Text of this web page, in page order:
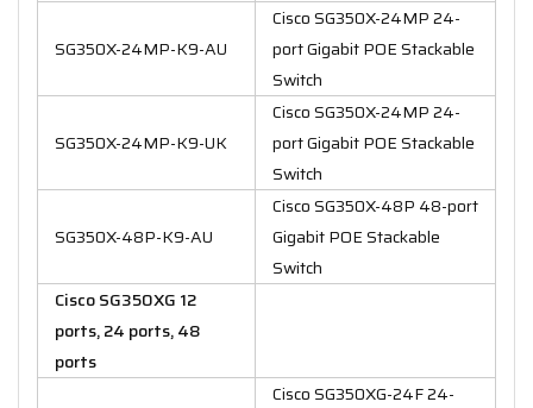
SG350X-24MP-K9-AU
Cisco SG350X-24MP 24-
port Gigabit POE Stackable
Switch
SG350X-24MP-K9-UK
Cisco SG350X-24MP 24-
port Gigabit POE Stackable
Switch
SG350X-48P-K9-AU
Cisco SG350X-48P 48-port
Gigabit POE Stackable
Switch
Cisco SG350XG 12
ports, 24 ports, 48
ports
Cisco SG350XG-24F 24-